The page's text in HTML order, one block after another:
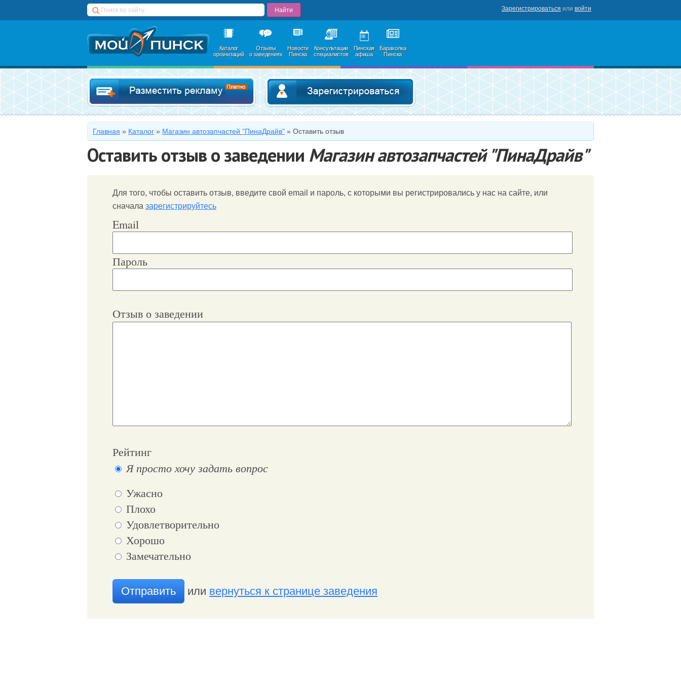
Зарегистрироваться или войти
Каталог
организаций
Отзывы
о заведениях
Новости
Пинска
Консультации
специалистов
08
Пинская
афиша
Барахолка
Пинска
Добавить в каталог Зарегистрироваться
Главная » Каталог » Магазин автозапчастей "ПинаДрайв" » Оставить отзыв
Оставить отзыв о заведении Магазин автозапчастей "ПинаДрайв"
Для того, чтобы оставить отзыв, введите свой email и пароль, c которыми вы регистрировались у нас на сайте, или
сначала зарегистрируйтесь
Email
Пароль
Отзыв о заведении
Рейтинг
Я просто хочу задать вопрос
Ужасно
Плохо
Удовлетворительно
Хорошо
Замечательно
Отправить или вернуться к странице заведения